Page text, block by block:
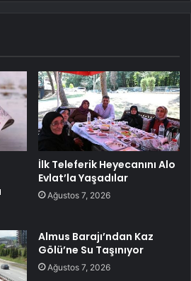
İlk Teleferik Heyecanını Alo
Evlat’la Yaşadılar
Ağustos 7, 2026
Almus Barajı’ndan Kaz
Gölü’ne Su Taşınıyor
Ağustos 7, 2026